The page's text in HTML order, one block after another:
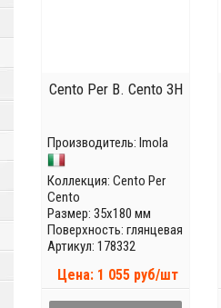
Cento Per B. Cento 3H
Производитель: Imola
Коллекция: Cento Per
Cento
Размер: 35x180 мм
Поверхность: глянцевая
Артикул: 178332
Цена: 1 055 руб/шт